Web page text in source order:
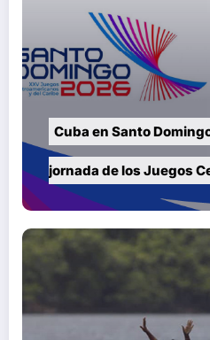
Cuba en Santo
jornada de los Juegos